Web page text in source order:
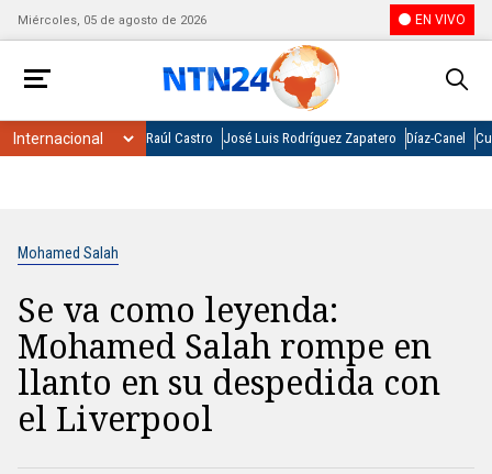
Miércoles, 05 de agosto de 2026 EN VIVO
Raúl Castro José Luis Rodríguez Zapatero Díaz-Canel
Mohamed Salah
Se va como leyenda:
Mohamed Salah rompe en
llanto en su despedida con
el Liverpool